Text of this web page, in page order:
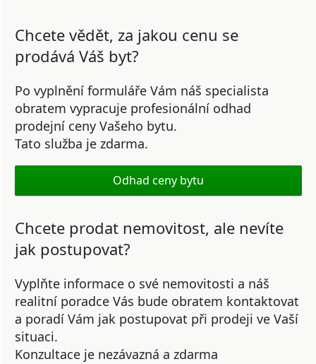
Chcete vědět, za jakou cenu se
prodává Váš byt?
Po vyplnění formuláře Vám náš specialista
obratem vypracuje profesionální odhad
prodejní ceny Vašeho bytu.
Tato služba je zdarma.
Odhad ceny bytu
Chcete prodat nemovitost, ale nevíte
jak postupovat?
Vyplňte informace o své nemovitosti a náš
realitní poradce Vás bude obratem kontaktovat
a poradí Vám jak postupovat při prodeji ve Vaší
situaci.
Konzultace je nezávazná a zdarma